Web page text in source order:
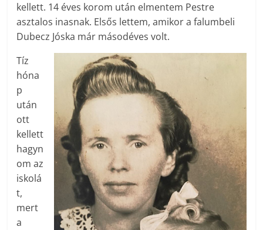
kellett. 14 éves korom után elmentem Pestre
asztalos inasnak. Elsős lettem, amikor a falumbeli
Dubecz Jóska már másodéves volt.
Tíz
hóna
p
után
ott
kellett
hagyn
om az
iskolá
t,
mert
a